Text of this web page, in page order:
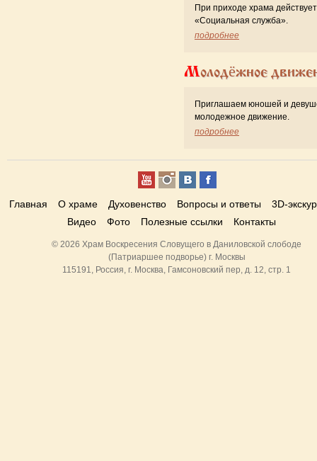
При приходе храма действует
«Cоциальная служба».
подробнее
Молодёжное
Приглашаем юношей и
молодежное движение.
подробнее
Главная О храме Духовенство Вопросы и ответы
3D-
Видео
Фото Полезные ссылки Контакты
© 2026 Храм Воскресения Словущего в Даниловской слободе
(Патриаршее подворье) г. Москвы
115191, Россия, г. Москва, Гамсоновский пер, д. 12, стр. 1